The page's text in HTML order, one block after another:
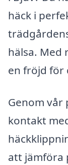
häck i
hälsa. Med
en fröjd för
Genom vår
kontakt
att jämföra